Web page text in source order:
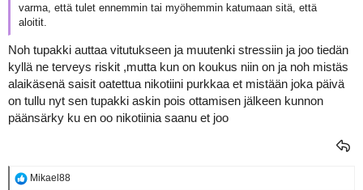
varma, että tulet ennemmin tai myöhemmin katumaan sitä, että
aloitit.
Noh tupakki auttaa vitutukseen ja muutenki stressiin ja joo tiedän
kyllä ne terveys riskit ,mutta kun on koukus niin on ja noh mistäs
alaikäsenä saisit oatettua nikotiini purkkaa et mistään joka päivä
on tullu nyt sen tupakki askin pois ottamisen jälkeen kunnon
päänsärky ku en oo nikotiinia saanu et joo
R
Mikael88